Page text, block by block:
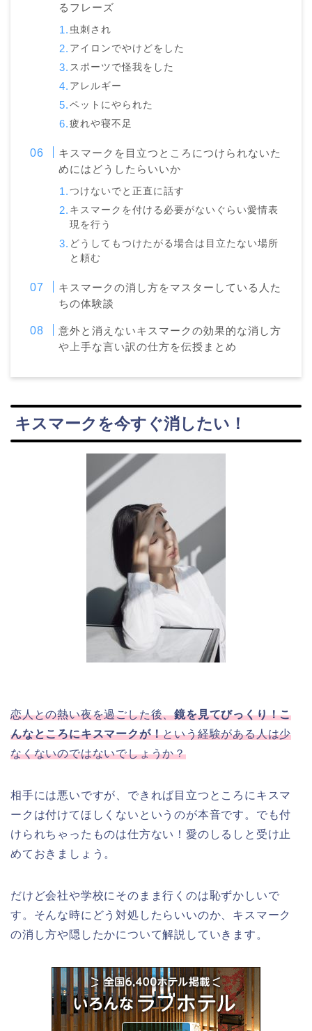
るフレーズ
虫刺され
アイロンでやけどをした
スポーツで怪我をした
アレルギー
ペットにやられた
疲れや寝不足
キスマークを目立つところにつけられないた
めにはどうしたらいいか
つけないでと正直に話す
キスマークを付ける必要がないぐらい愛情表
現を行う
どうしてもつけたがる場合は目立たない場所
と頼む
キスマークの消し方をマスターしている人た
ちの体験談
意外と消えないキスマークの効果的な消し方
や上手な言い訳の仕方を伝授まとめ
キスマークを今すぐ消したい！
恋人との熱い夜を過ごした後、鏡を見てびっくり！こ
んなところにキスマークが！という経験がある人は少
なくないのではないでしょうか？
相手には悪いですが、できれば目立つところにキスマ
ークは付けてほしくないというのが本音です。でも付
けられちゃったものは仕方ない！愛のしるしと受け止
めておきましょう。
だけど会社や学校にそのまま行くのは恥ずかしいで
す。そんな時にどう対処したらいいのか、キスマーク
の消し方や隠したかについて解説していきます。